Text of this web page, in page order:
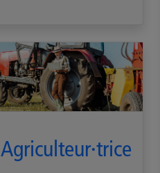
Agriculteur·trice